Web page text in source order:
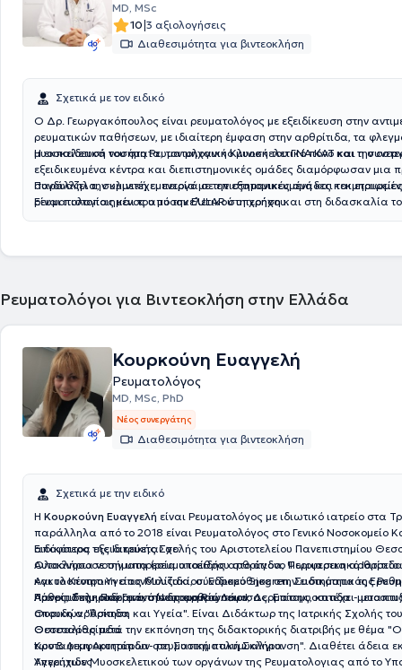
MD, MSc
10|3 αξιολογήσεις
Διαθεσιμότητα για βιντεοκλήση
Σχετικά με τον ειδικό
Ο Δρ. Γεωργακόπουλος είναι ρευματολόγος με εξειδίκευση στην
ρευματικών παθήσεων, με ιδιαίτερη έμφαση στην αρθρίτιδα, τα
μυοσκελετικά νοσήματα, τον μηχανικό μυοσκελετικό πόνο και την
Η εκπαίδευσή του στη Ρευματολογική Κλινική του ΓΝΑ ΚΑΤ και η
εξειδικευμένα κέντρα και διεπιστημονικές ομάδες διαμόρφωσαν μια
συνδυάζει την κλινική εμπειρία με την εξατομικευμένη και
Είναι πιστοποιημένος από την EULAR στη χρήση και στη διδασκαλία
Παράλληλα, συμμετέχει ενεργά σε επιστημονικές ομάδες και
ρευματολογίας και του μυοσκελετικού υπερήχου.
Ρευματολόγοι για Βιντεοκλήση στην Ελλάδα
Κουρκούνη Ευαγγελή
Ρευματολόγος
MD, MSc, PhD
Νέος συνεργάτης
Διαθεσιμότητα για βιντεοκλήση
Σχετικά με την ειδικό
Η Κουρκούνη Ευαγγελή είναι Ρευματολόγος με ιδιωτικό ιατρείο στα
παράλληλα από το 2018 είναι Ρευματολόγος στο Γενικό Νοσοκομείο
απόφοιτος της Ιατρικής Σχολής του Αριστοτελείου Πανεπιστημίου
Ολοκλήρωσε την υπηρεσία υπαίθρου στο άγονο Περιφερειακό
και το Κέντρο Υγείας Μουζακίου. Ειδικεύθηκε στην ειδικότητα της
Πανεπιστημιακό Γενικό Νοσοκομείο Λάρισας. Επίσης, κατέχει
σπουδών "Άσκηση και Υγεία". Είναι Διδάκτωρ της Ιατρικής Σχολής
Θεσσαλίας μετά την εκπόνηση της διδακτορικής διατριβής με θέμα
των Β Λεμφοκυττάρων στη Συστηματική Σκλήρυνση". Διαθέτει άδεια
Υπερήχων Μυοσκελετικού των οργάνων της Ρευματολογιας από το
Ειδικότερα εξειδικεύεται σε:
Αυτοάνοσα νοσήματα (ρευματοειδής αρθρίτιδα, Ψωριασικη
Αγκυλοποιητικη σπονδυλίτιδα, σύνδρομο Sjogren, Συστηματικός
Λύκος, Σκληροδερμα, σύνδρομο Raynaud, Δερματομυοσιτιδα -
Αρθρίτιδες - Παρακέντησεις αρθρώσεων
Ουρικη αρθρίτιδα
Οστεοαρθρίτιδα
Κροταφικη Αρτηριτιδα- ρευματική πολυμυαλγια
Αγγειιτιδες